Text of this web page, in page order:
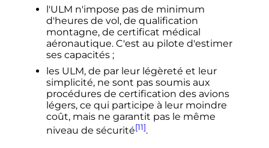
l'ULM n'impose pas de minimum
d'heures de vol, de qualification
montagne, de certificat médical
aéronautique. C'est au pilote d'estimer
ses capacités ;
les ULM, de par leur légèreté et leur
simplicité, ne sont pas soumis aux
procédures de certification des avions
légers, ce qui participe à leur moindre
coût, mais ne garantit pas le même
niveau de sécurité[11].